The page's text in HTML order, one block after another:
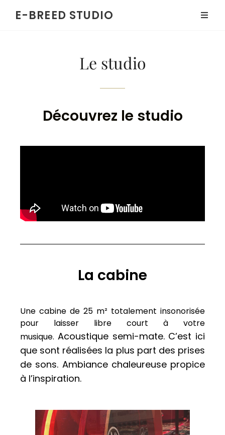
E-BREED STUDIO
Le studio
Découvrez le studio
La cabine
Une cabine de 25 m² totalement insonorisée
pour laisser libre court à votre
musique. Acoustique semi-mate. C’est ici
que sont réalisées la plus part des prises
de sons. Ambiance chaleureuse propice
à l’inspiration.